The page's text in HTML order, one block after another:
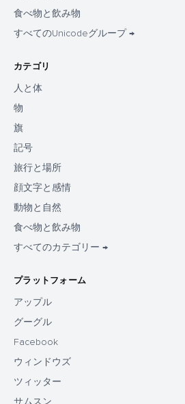
食べ物と飲み物
すべてのUnicodeグループ →
カテゴリ
人と体
物
旗
記号
旅行と場所
顔文字と感情
動物と自然
食べ物と飲み物
すべてのカテゴリー →
プラットフォーム
アップル
グーグル
Facebook
ウィンドウズ
ツィッター
サムスン